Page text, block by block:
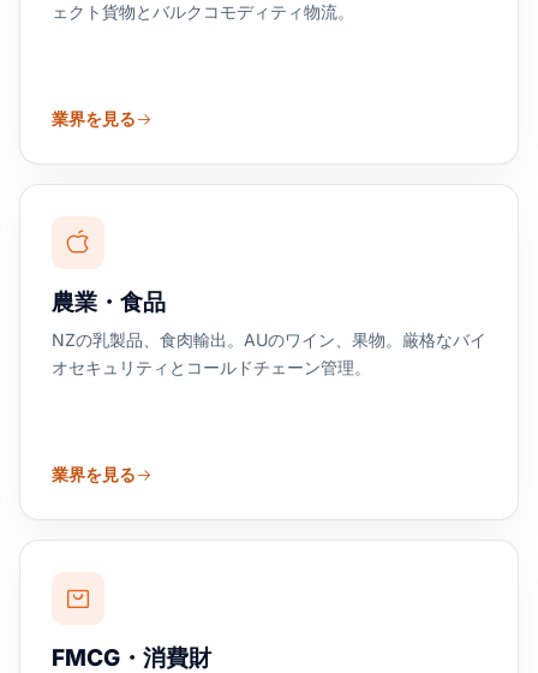
ェクト貨物とバルクコモディティ物流。
業界を見る
農業・食品
NZの乳製品、食肉輸出。AUのワイン、果物。厳格なバイ
オセキュリティとコールドチェーン管理。
業界を見る
FMCG・消費財